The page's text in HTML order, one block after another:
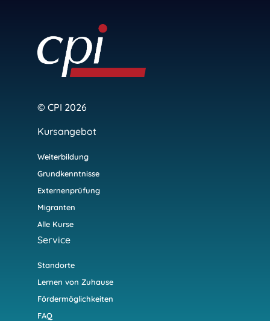
© CPI 2026
Kursangebot
Weiterbildung
Grundkenntnisse
Externenprüfung
Migranten
Alle Kurse
Service
Standorte
Lernen von Zuhause
Fördermöglichkeiten
FAQ